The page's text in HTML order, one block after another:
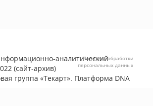
аналитический
(сайт-архив)
группа «Текарт». Платформа DNA
Политика обработки
персональных данных